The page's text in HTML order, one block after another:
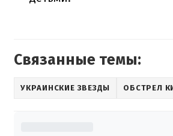
Связанные темы:
УКРАИНСКИЕ ЗВЕЗДЫ ОБСТРЕЛ